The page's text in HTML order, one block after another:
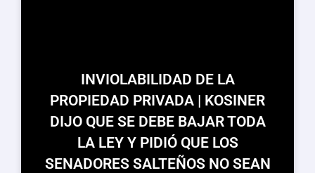
INVIOLABILIDAD DE LA
PROPIEDAD PRIVADA | KOSINER
DIJO QUE SE DEBE BAJAR TODA
LA LEY Y PIDIÓ QUE LOS
SENADORES SALTEÑOS NO SEAN